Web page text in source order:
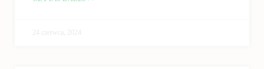
24 czerwca, 2024